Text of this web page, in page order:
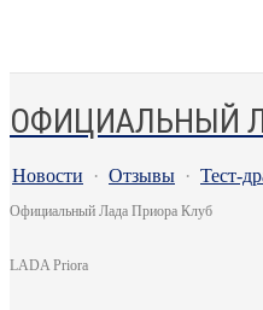
ОФИЦИАЛЬНЫЙ
Новости · Отзывы · Тест-
Официальный Лада Приора Клуб
LADA Priora